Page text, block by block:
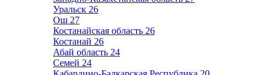
Уральск 26
Ош 27
Костанайская область 26
Костанай 26
Абай область 24
Семей 24